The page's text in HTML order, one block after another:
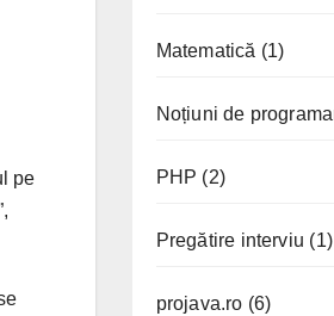
pe
Matematică (1)
Noțiuni de
PHP (2)
Pregătire interviu (1)
projava.ro (6)